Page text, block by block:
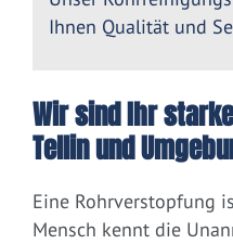
Ihnen Qualität und
Wir sind Ihr
Tellin und
Eine Rohrverstopfung
Mensch kennt die